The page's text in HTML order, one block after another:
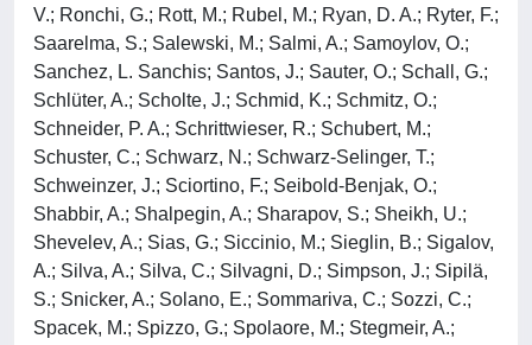
V.; Ronchi, G.; Rott, M.; Rubel, M.; Ryan, D. A.; Ryter, F.;
Saarelma, S.; Salewski, M.; Salmi, A.; Samoylov, O.;
Sanchez, L. Sanchis; Santos, J.; Sauter, O.; Schall, G.;
Schlüter, A.; Scholte, J.; Schmid, K.; Schmitz, O.;
Schneider, P. A.; Schrittwieser, R.; Schubert, M.;
Schuster, C.; Schwarz, N.; Schwarz-Selinger, T.;
Schweinzer, J.; Sciortino, F.; Seibold-Benjak, O.;
Shabbir, A.; Shalpegin, A.; Sharapov, S.; Sheikh, U.;
Shevelev, A.; Sias, G.; Siccinio, M.; Sieglin, B.; Sigalov,
A.; Silva, A.; Silva, C.; Silvagni, D.; Simpson, J.; Sipilä,
S.; Snicker, A.; Solano, E.; Sommariva, C.; Sozzi, C.;
Spacek, M.; Spizzo, G.; Spolaore, M.; Stegmeir, A.;